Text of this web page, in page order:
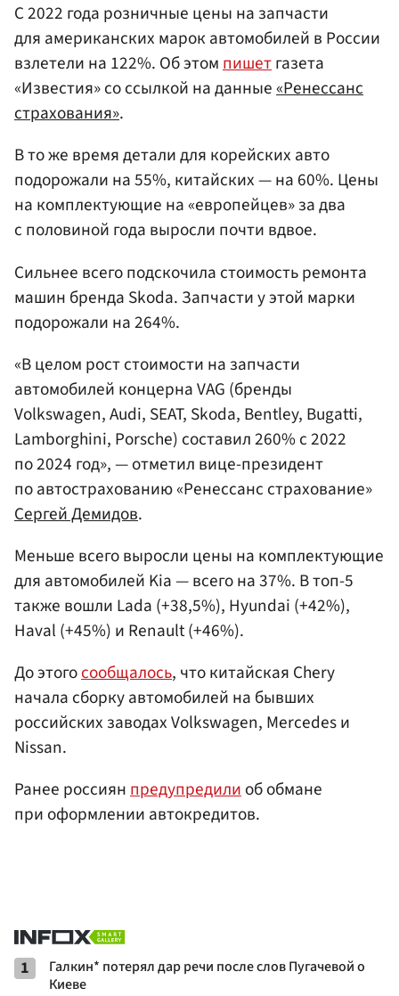
С 2022 года розничные цены на запчасти
для американских марок автомобилей в России
взлетели на 122%. Об этомпишетгазета
«Известия» со ссылкой на данные«Ренессанс
страхования».
В то же время детали для корейских авто
подорожали на 55%, китайских — на 60%. Цены
на комплектующие на «европейцев» за два
с половиной года выросли почти вдвое.
Сильнее всего подскочила стоимость ремонта
машин бренда Skoda. Запчасти у этой марки
подорожали на 264%.
«В целом рост стоимости на запчасти
автомобилей концерна VAG (бренды
Volkswagen, Audi, SEAT, Skoda, Bentley, Bugatti,
Lamborghini, Porsche) составил 260% с 2022
по 2024 год», — отметил вице-президент
по автострахованию «Ренессанс страхование»
Сергей Демидов.
Меньше всего выросли цены на комплектующие
для автомобилей Kia — всего на 37%. В топ-5
также вошли Lada (+38,5%), Hyundai (+42%),
Haval (+45%) и Renault (+46%).
До этогосообщалось, что китайская Chery
начала сборку автомобилей на бывших
российских заводах Volkswagen, Mercedes и
Nissan.
Ранее россиянпредупредилиоб обмане
при оформлении автокредитов.
1
Галкин* потерял дар речи после слов Пугачевой о
Киеве